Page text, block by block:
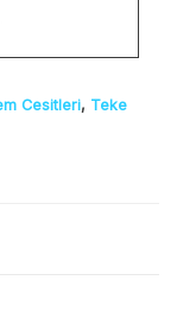
Cesitleri, Teke